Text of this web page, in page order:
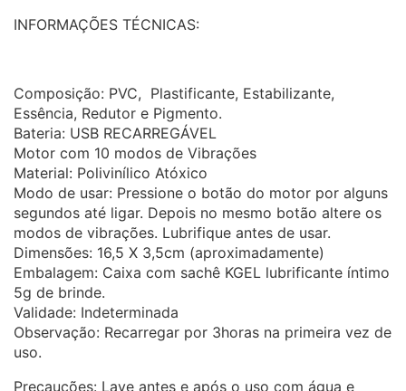
INFORMAÇÕES TÉCNICAS:
Composição: PVC, Plastificante, Estabilizante,
Essência, Redutor e Pigmento.
Bateria: USB RECARREGÁVEL
Motor com 10 modos de Vibrações
Material: Polivinílico Atóxico
Modo de usar: Pressione o botão do motor por alguns
segundos até ligar. Depois no mesmo botão altere os
modos de vibrações. Lubrifique antes de usar.
Dimensões: 16,5 X 3,5cm (aproximadamente)
Embalagem: Caixa com sachê KGEL lubrificante íntimo
5g de brinde.
Validade: Indeterminada
Observação: Recarregar por 3horas na primeira vez de
uso.
Precauções: Lave antes e após o uso com água e